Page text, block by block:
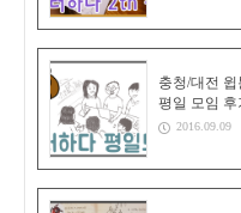
충청/대전
평일 모임 후
2016.09.09